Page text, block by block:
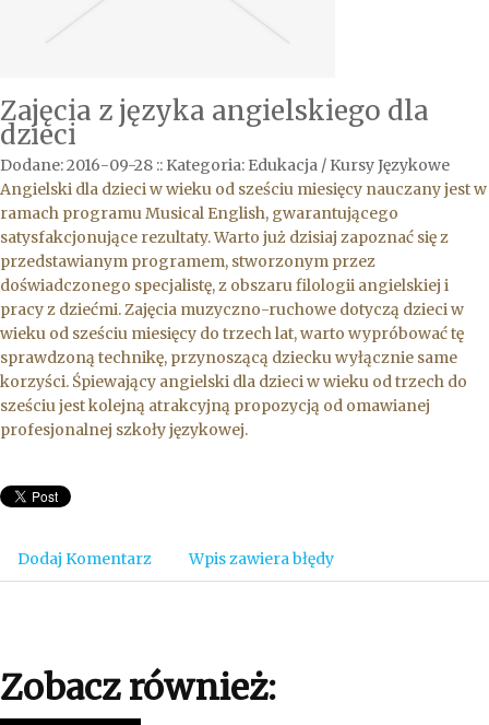
Zajęcia z języka angielskiego dla
dzieci
Dodane: 2016-09-28 :: Kategoria: Edukacja / Kursy Językowe
Angielski dla dzieci w wieku od sześciu miesięcy nauczany jest w
ramach programu Musical English, gwarantującego
satysfakcjonujące rezultaty. Warto już dzisiaj zapoznać się z
przedstawianym programem, stworzonym przez
doświadczonego specjalistę, z obszaru filologii angielskiej i
pracy z dziećmi. Zajęcia muzyczno-ruchowe dotyczą dzieci w
wieku od sześciu miesięcy do trzech lat, warto wypróbować tę
sprawdzoną technikę, przynoszącą dziecku wyłącznie same
korzyści. Śpiewający angielski dla dzieci w wieku od trzech do
sześciu jest kolejną atrakcyjną propozycją od omawianej
profesjonalnej szkoły językowej.
Dodaj Komentarz Wpis zawiera błędy
Zobacz również: